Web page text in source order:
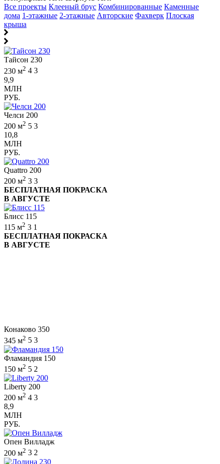
Все проекты Клееный брус Комбинированные Каменные
дома 1-этажные 2-этажные Авторские Фахверк Плоская
крыша
Тайсон 230
230 м2 4 3
9,9
МЛН
РУБ.
Челси 200
200 м2 5 3
10,8
МЛН
РУБ.
Quattro 200
200 м2 3 3
БЕСПЛАТНАЯ ПОКРАСКА
В АВГУСТЕ
Блисс 115
115 м2 3 1
БЕСПЛАТНАЯ ПОКРАСКА
В АВГУСТЕ
Конаково 350
345 м2 5 3
Фламандия 150
150 м2 5 2
Liberty 200
200 м2 4 3
8,9
МЛН
РУБ.
Опен Вилладж
200 м2 3 2